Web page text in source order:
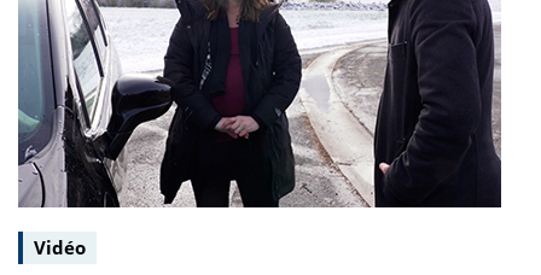
Keywords:
Vidéo